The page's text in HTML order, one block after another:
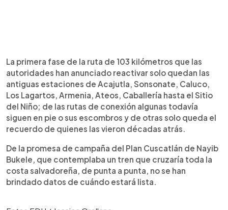
La primera fase de la ruta de 103 kilómetros que las
autoridades han anunciado reactivar solo quedan las
antiguas estaciones de Acajutla, Sonsonate, Caluco,
Los Lagartos, Armenia, Ateos, Caballería hasta el Sitio
del Niño; de las rutas de conexión algunas todavía
siguen en pie o sus escombros y de otras solo queda el
recuerdo de quienes las vieron décadas atrás.
De la promesa de campaña del Plan Cuscatlán de Nayib
Bukele, que contemplaba un tren que cruzaría toda la
costa salvadoreña, de punta a punta, no se han
brindado datos de cuándo estará lista.